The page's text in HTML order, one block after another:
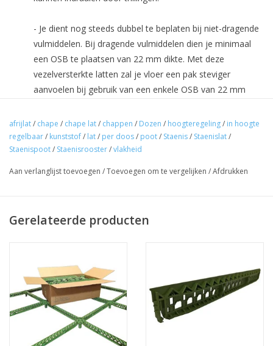
- Je dient nog steeds dubbel te beplaten bij niet-dragende
vulmiddelen. Bij dragende vulmiddelen dien je minimaal
een OSB te plaatsen van 22 mm dikte. Met deze
vezelversterkte latten zal je vloer een pak steviger
aanvoelen bij gebruik van een enkele OSB van 22 mm
resultaten levert.
Benodigde hoeveelheid
± 5 m² (aantal m² is een indicatie).
oppervlaktes en oppervlaktes met hoeken en kanten of
inschatting van de plaatsing van het rooster.
-Gebruik onze hoeveelheidscalculator voor een
gemakkelijkere berekening.
Specificaties
afrijlat/ chape / chape lat/ chappen / Dozen / hoogteregeling/ in hoogte
regelbaar/ kunststof/ lat/ per doos/ poot/ Staenis/ Staenislat/
Staenispoot/ Staenisrooster/vlakheid
Aan verlanglijst toevoegen /Toevoegen om te vergelijken /Afdrukken
Gerelateerde producten